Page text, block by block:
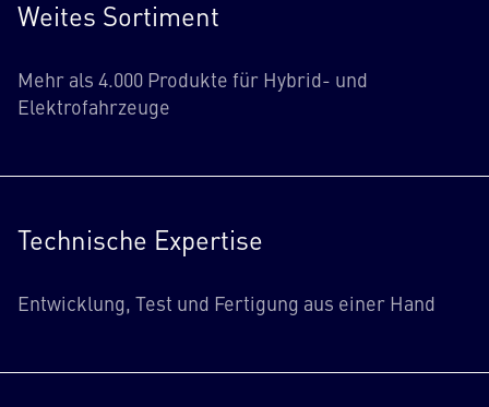
Weites Sortiment
Mehr als 4.000 Produkte für Hybrid- und
Elektrofahrzeuge
Technische Expertise
Entwicklung, Test und Fertigung aus einer Hand